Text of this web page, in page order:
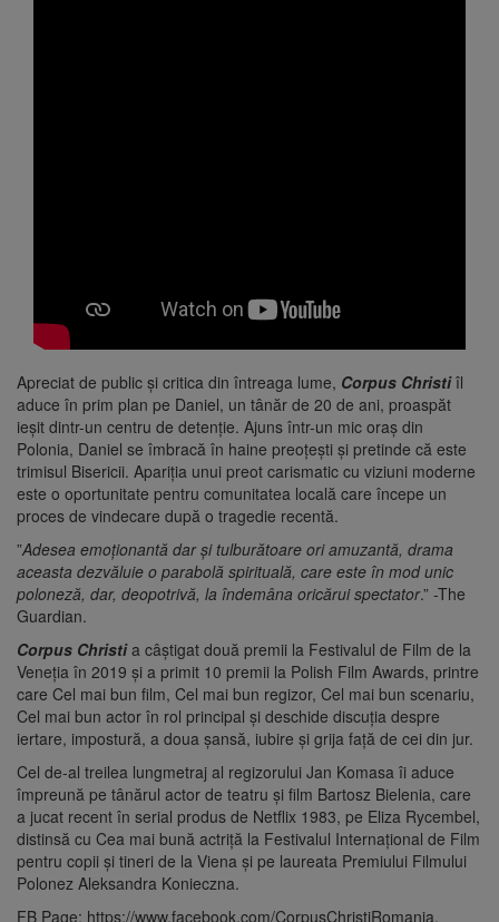
Apreciat de public și critica din întreaga lume, Corpus Christiîl
aduce în prim plan pe Daniel, un tânăr de 20 de ani, proaspăt
ieșit dintr-un centru de detenție. Ajuns într-un mic oraș din
Polonia, Daniel se îmbracă în haine preoțești și pretinde că este
trimisul Bisericii. Apariția unui preot carismatic cu viziuni moderne
este o oportunitate pentru comunitatea locală care începe un
proces de vindecare după o tragedie recentă.
”Adesea emoționantă dar și tulburătoare ori amuzantă, drama
aceasta dezvăluie o parabolă spirituală, care este în mod unic
poloneză, dar, deopotrivă, la îndemâna oricărui spectator.” -The
Guardian.
Corpus Christia câștigat două premii la Festivalul de Film de la
Veneția în 2019 și a primit 10 premii la Polish Film Awards, printre
care Cel mai bun film, Cel mai bun regizor, Cel mai bun scenariu,
Cel mai bun actor în rol principal și deschide discuția despre
iertare, impostură, a doua șansă, iubire și grija față de cei din jur.
Cel de-al treilea lungmetraj al regizorului Jan Komasa îi aduce
împreună pe tânărul actor de teatru și film Bartosz Bielenia, care
a jucat recent în serial produs de Netflix 1983, pe Eliza Rycembel,
distinsă cu Cea mai bună actriță la Festivalul Internațional de Film
pentru copii și tineri de la Viena și pe laureata Premiului Filmului
Polonez Aleksandra Konieczna.
FB Page: https://www.facebook.com/CorpusChristiRomania.